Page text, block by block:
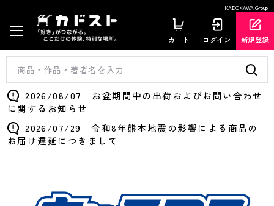
KADOKAWA Group
カート ログイン 新規登録
2026/08/07 お盆期間中の出荷およびお問い合わせ
に関するお知らせ
2026/07/29 令和8年熊本地震の影響による商品の
お届け遅延につきまして